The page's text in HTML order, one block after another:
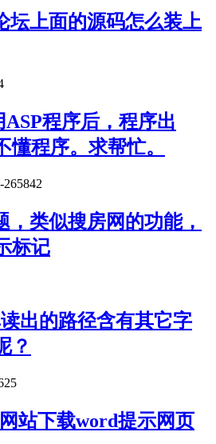
坛上面的源码怎么装上
程序后，程序出
懂程序。求帮忙。
265842
，类似搜房网的功能，
标记
出的路径含有其它字
？
站下载word提示网页